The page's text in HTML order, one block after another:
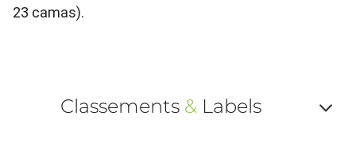
23 camas).
Classements &Labels